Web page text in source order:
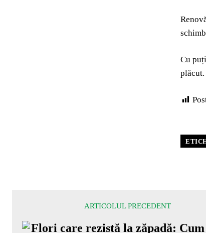
Cu
plăcut.
ARTICOLUL PRECEDENT